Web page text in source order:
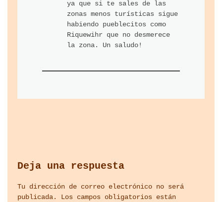
ya que si te sales de las
zonas menos turísticas sigue
habiendo pueblecitos como
Riquewihr que no desmerece
la zona. Un saludo!
Deja una respuesta
Tu dirección de correo electrónico no será
publicada.
Los campos obligatorios están